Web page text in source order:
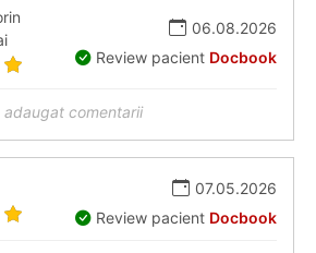
06.08.2026
Review pacient Docbook
comentarii
07.05.2026
Review pacient Docbook